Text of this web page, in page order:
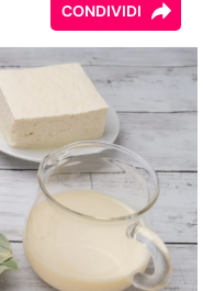
CONDIVIDI